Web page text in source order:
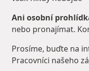
Ani osobní
nebo pronajímat.
Prosíme, buďte na
Pracovníci našeho